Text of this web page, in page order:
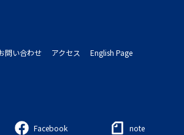
問い合わせ アクセス English Page
Facebook note